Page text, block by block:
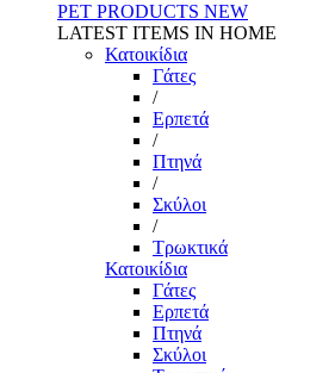
PET PRODUCTS NEW
LATEST ITEMS IN HOME
Κατοικίδια
Γάτες
/
Ερπετά
/
Πτηνά
/
Σκύλοι
/
Τρωκτικά
Κατοικίδια
Γάτες
Ερπετά
Πτηνά
Σκύλοι